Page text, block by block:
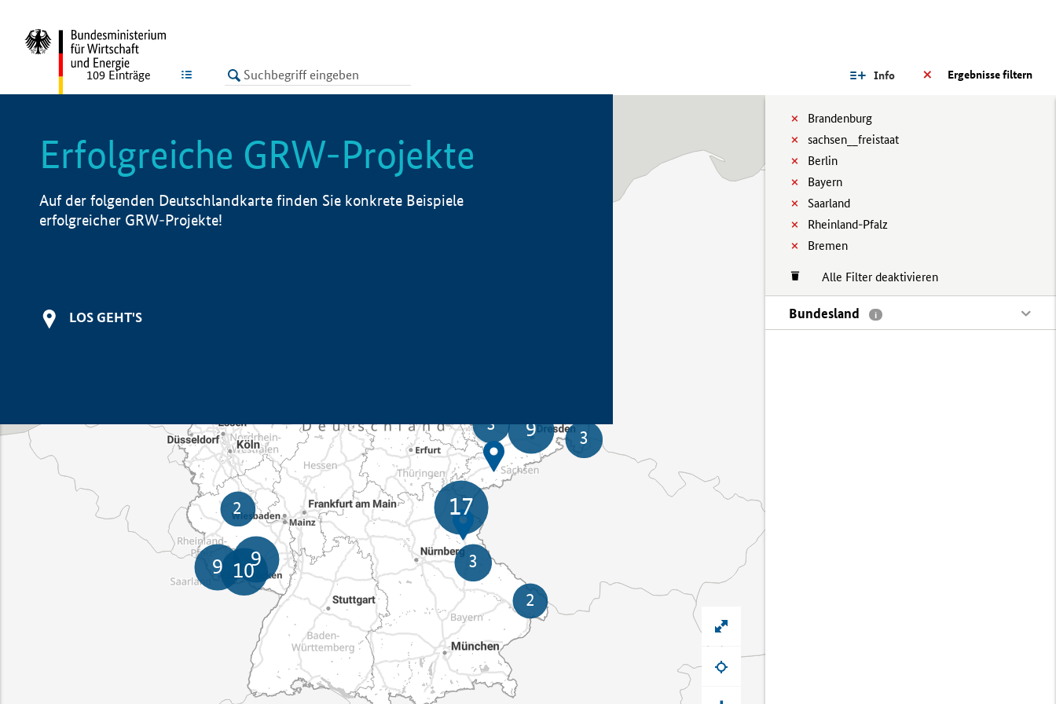
LISTE Ergebnisse filtern
Info
Brandenburg
sachsen__freistaat
Berlin
Bayern
Saarland
Rheinland-Pfalz
Bremen
Alle Filter deaktivieren
Bundesland i
109 Einträge
Erfolgreiche GRW-Projekte
Auf der folgenden Deutschlandkarte finden Sie konkrete Beispiele
erfolgreicher GRW-Projekte!
LOS GEHT'S